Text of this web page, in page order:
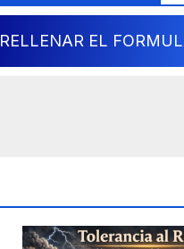
RELLENAR EL